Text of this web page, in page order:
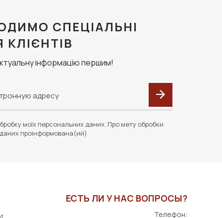
СПЕЦІАЛЬНІ
КЛІЄНТІВ
інформацію першим!
моїх персональних даних. Про мету обробки
проінформована(ий)
ЕСТЬ ЛИ У НАС ВОПРОСЫ?
Телефон: